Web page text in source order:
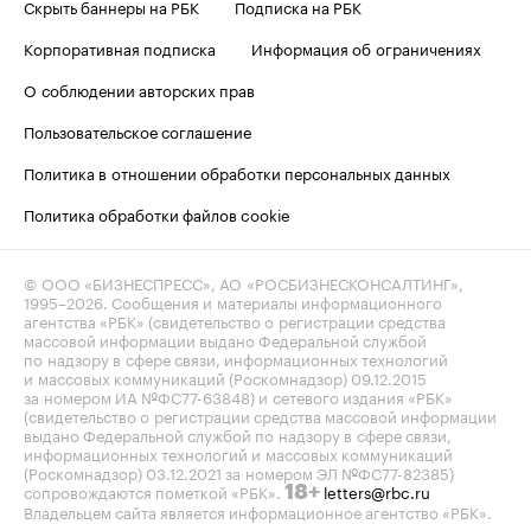
Скрыть баннеры на РБК
Подписка на РБК
Корпоративная подписка
Информация об ограничениях
О соблюдении авторских прав
Пользовательское соглашение
Политика в отношении обработки персональных данных
Политика обработки файлов cookie
© ООО «БИЗНЕСПРЕСС», АО «РОСБИЗНЕСКОНСАЛТИНГ»,
1995–2026 . Сообщения и материалы информационного
агентства «РБК» (свидетельство о регистрации средства
массовой информации выдано Федеральной службой
по надзору в сфере связи, информационных технологий
и массовых коммуникаций (Роскомнадзор) 09.12.2015
за номером ИА №ФС77-63848) и сетевого издания «РБК»
(свидетельство о регистрации средства массовой информации
выдано Федеральной службой по надзору в сфере связи,
информационных технологий и массовых коммуникаций
(Роскомнадзор) 03.12.2021 за номером ЭЛ №ФС77-82385)
сопровождаются пометкой «РБК». 18+ letters@rbc.ru
Владельцем сайта является информационное агентство «РБК».